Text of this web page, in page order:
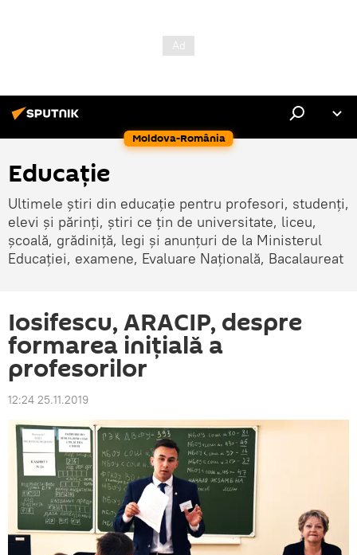
Moldova-România
Educație
Ultimele știri din educație pentru profesori, studenți,
elevi și părinți, știri ce țin de universitate, liceu,
școală, grădiniță, legi și anunțuri de la Ministerul
Educației, examene, Evaluare Națională, Bacalaureat
Iosifescu, ARACIP, despre
formarea inițială a
profesorilor
12:24 25.11.2019